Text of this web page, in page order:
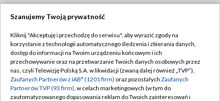
TVP
Abonament TVP
Emisja w TVP
Centrum informacji TVP
Regulamin TVP
Polityka prywatności
Moje zgody
Szanujemy Twoją prywatność
Kliknij "Akceptuję i przechodzę do serwisu", aby wyrazić zgody na
korzystanie z technologii automatycznego śledzenia i zbierania danych,
dostęp do informacji na Twoim urządzeniu końcowym i ich
przechowywanie oraz na przetwarzanie Twoich danych osobowych przez
nas, czyli Telewizję Polską S.A. w likwidacji (zwaną dalej również „TVP”),
Zaufanych Partnerów z IAB* (1201 firm) oraz pozostałych Zaufanych
Partnerów TVP (93 firm), w celach marketingowych (w tym do
zautomatyzowanego dopasowania reklam do Twoich zainteresowań i